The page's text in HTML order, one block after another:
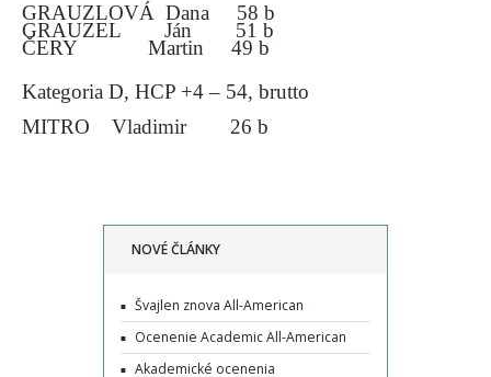
GRAUZLOVÁ Dana 58 b
GRAUZEL Ján 51 b
ČERY Martin 49 b
Kategoria D, HCP +4 – 54, brutto
MITRO Vladimir 26 b
NOVÉ ČLÁNKY
Švajlen znova All-American
Ocenenie Academic All-American
Akademické ocenenia